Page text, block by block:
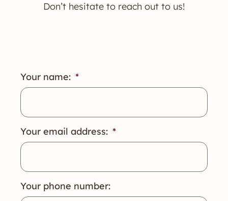
Don’t hesitate to reach out to us!
Your name:
Your email address:
Your phone number: